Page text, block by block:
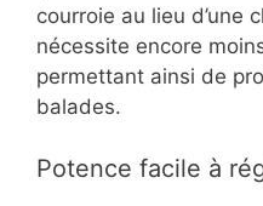
courroie au lieu d’une
nécessite encore
permettant ainsi de
balades.
Potence facile à